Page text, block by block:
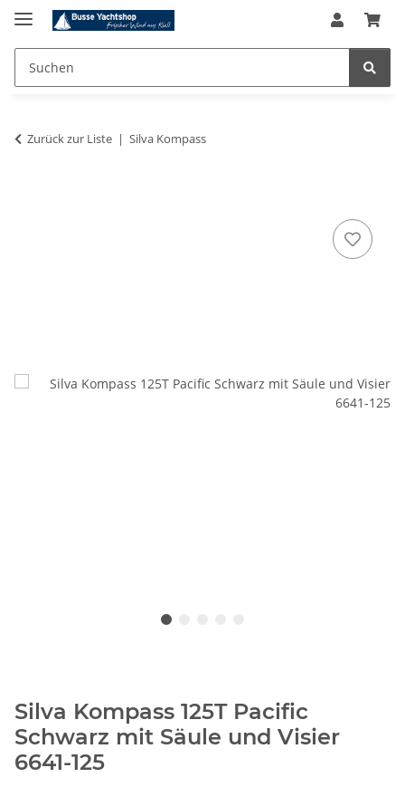
Zurück zur Liste Silva Kompass
Silva Kompass 125T Pacific
Schwarz mit Säule und Visier
6641-125